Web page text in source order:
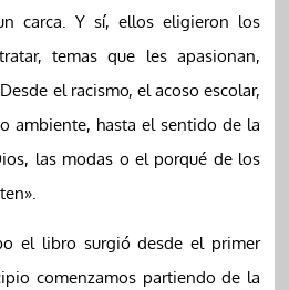
carca. Y sí, ellos eligieron los
temas que les apasionan,
el racismo, el acoso escolar,
ambiente, hasta el sentido de la
las modas o el porqué de los
el libro surgió desde el primer
comenzamos partiendo de la